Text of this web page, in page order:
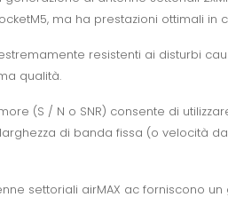
ma ha prestazioni ottimali in
resistenti ai disturbi
qualità.
(S / N o SNR) consente di
di banda fissa (o velocità
settoriali airMAX ac forniscono